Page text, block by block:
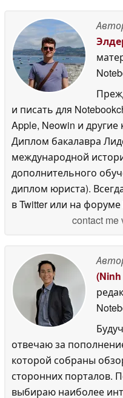
диапазона, а также
улучшило оценку
времени
автономной работы
12 May 2026
и писать для
Apple, Neowin и
Диплом бакалавра
международной
дополнительного
диплом юриста).
в Twitter или на форуме
contact
отвечаю за
которой собраны
сторонних порталов.
выбираю наиболее